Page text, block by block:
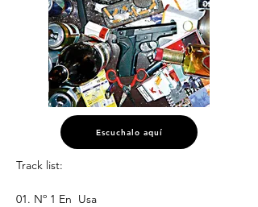
Escuchalo aquí
Track list:
01. Nº 1 En  Usa